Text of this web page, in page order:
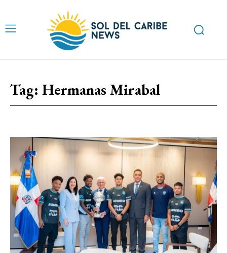
Tag: Hermanas Mirabal